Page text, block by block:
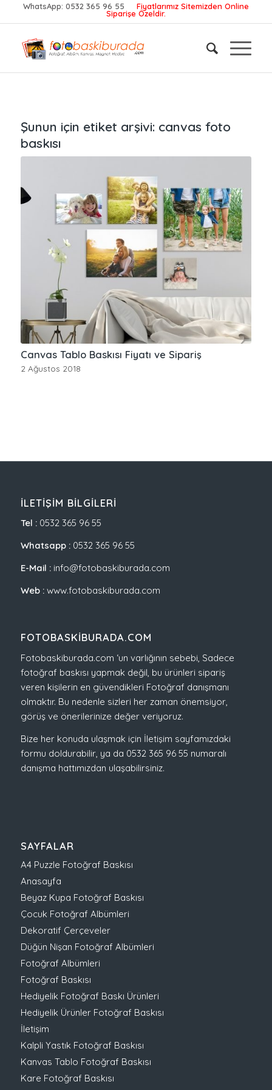
WhatsApp: 0532 365 96 55 Fiyatlarımız Sitemizden Online
Siparişe Özeldir.
Şunun için etiket arşivi: canvas foto
baskısı
Canvas Tablo Baskısı Fiyatı ve Sipariş
2 Ağustos 2018
İLETIŞIM BILGILERI
Tel : 0532 365 96 55
Whatsapp : 0532 365 96 55
E-Mail :info@fotobaskiburada.com
Web :www.fotobaskiburada.com
FOTOBASKIBURADA.COM
Fotobaskiburada.com ‘un varlığının sebebi, Sadece
fotoğraf baskısı yapmak değil, bu ürünleri sipariş
veren kişilerin en güvendikleri Fotoğraf danışmanı
olmaktır. Bu nedenle sizleri her zaman önemsiyor,
görüş ve önerilerinize değer veriyoruz.
Bize her konuda ulaşmak için İletişim sayfamızdaki
formu doldurabilir, ya da 0532 365 96 55 numaralı
danışma hattımızdan ulaşabilirsiniz.
SAYFALAR
A4 Puzzle Fotoğraf Baskısı
Anasayfa
Beyaz Kupa Fotoğraf Baskısı
Çocuk Fotoğraf Albümleri
Dekoratif Çerçeveler
Düğün Nişan Fotoğraf Albümleri
Fotoğraf Albümleri
Fotoğraf Baskısı
Hediyelik Fotoğraf Baskı Ürünleri
Hediyelik Ürünler Fotoğraf Baskısı
İletişim
Kalpli Yastık Fotoğraf Baskısı
Kanvas Tablo Fotoğraf Baskısı
Kare Fotoğraf Baskısı